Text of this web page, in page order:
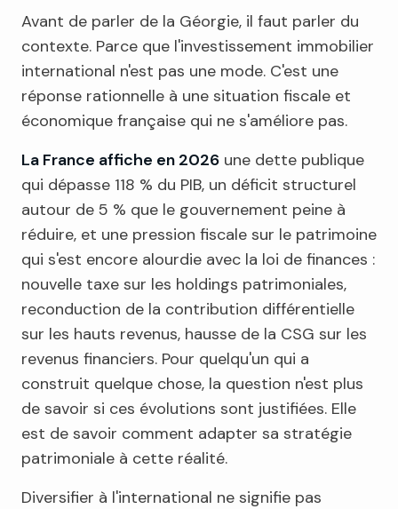
Avant de parler de la Géorgie, il faut parler du
contexte. Parce que l'investissement immobilier
international n'est pas une mode. C'est une
réponse rationnelle à une situation fiscale et
économique française qui ne s'améliore pas.
La France affiche en 2026 une dette publique
qui dépasse 118 % du PIB, un déficit structurel
autour de 5 % que le gouvernement peine à
réduire, et une pression fiscale sur le patrimoine
qui s'est encore alourdie avec la loi de finances :
nouvelle taxe sur les holdings patrimoniales,
reconduction de la contribution différentielle
sur les hauts revenus, hausse de la CSG sur les
revenus financiers. Pour quelqu'un qui a
construit quelque chose, la question n'est plus
de savoir si ces évolutions sont justifiées. Elle
est de savoir comment adapter sa stratégie
patrimoniale à cette réalité.
Diversifier à l'international ne signifie pas